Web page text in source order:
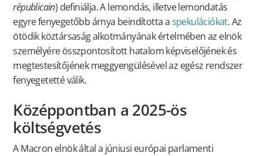
républicain) definiálja. A lemondás, illetve lemondatás
egyre fenyegetőbb árnya beindította aspekulációkat. Az
ötödik köztársaság alkotmányának értelmében az elnök
személyére összpontosított hatalom képviselőjének és
megtestesítőjének meggyengülésével az egész rendszer
fenyegetetté válik.
Középpontban a 2025-ös
költségvetés
A Macron elnök által a júniusi európai parlamenti